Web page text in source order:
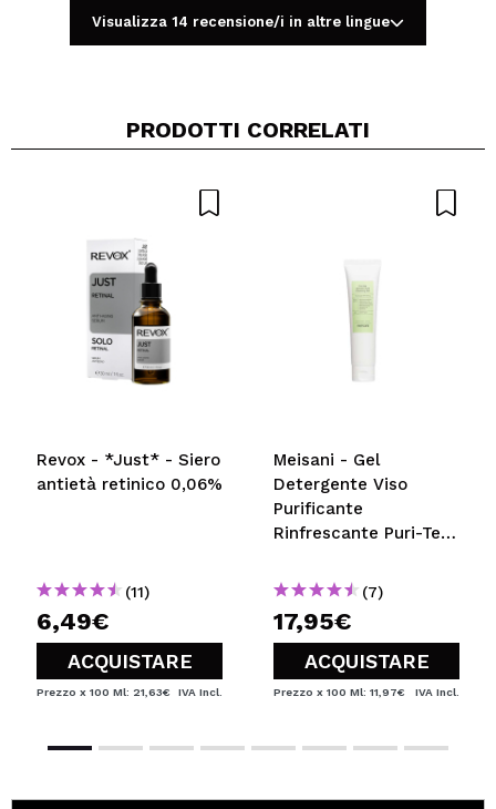
Condividi un video o una foto
Visualizza 14 recensione/i in altre lingue
PRODOTTI CORRELATI
Revox - *Just* - Siero
antietà retinico 0,06%
(11)
6,49€
ACQUISTARE
Prezzo x 100 Ml: 21,63€ IVA Incl.
Meisani - Gel
Detergente Viso
Purificante
Rinfrescante Puri-Tea
(7)
17,95€
ACQUISTARE
Prezzo x 100 Ml: 11,97€ IVA Incl.